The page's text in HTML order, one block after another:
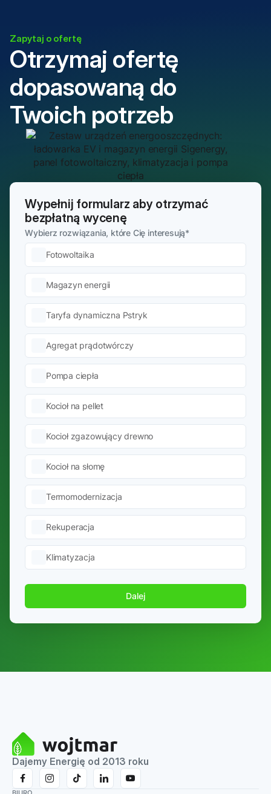
Zapytaj o ofertę
Otrzymaj ofertę
dopasowaną do
Twoich potrzeb
Wypełnij formularz aby otrzymać
bezpłatną wycenę
Wybierz rozwiązania, które Cię interesują*
Fotowoltaika
Magazyn energii
Taryfa dynamiczna Pstryk
Agregat prądotwórczy
Pompa ciepła
Kocioł na pellet
Kocioł zgazowujący drewno
Kocioł na słomę
Termomodernizacja
Rekuperacja
Klimatyzacja
Dalej
Dajemy Energię od 2013 roku